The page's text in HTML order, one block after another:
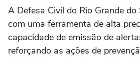
A Defesa Civil do Rio Grande
com uma ferramenta de alta
capacidade de emissão de
reforçando as ações de